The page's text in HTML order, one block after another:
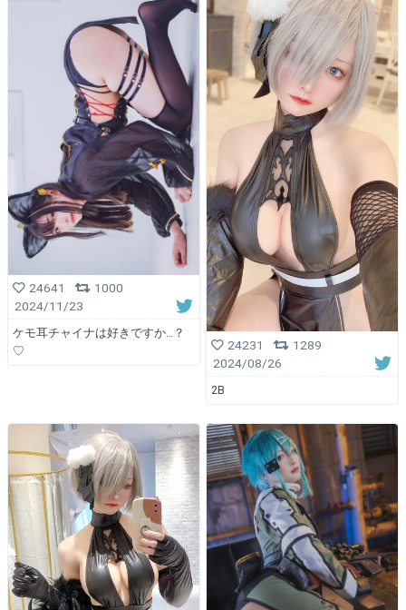
24641
1000
2024/11/23
ケモ耳チャイナは好きですか…？
♡
24231
1289
2024/08/26
2B